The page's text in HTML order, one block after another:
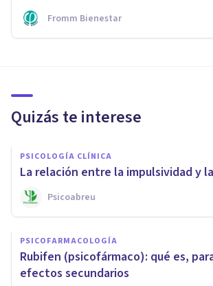
Fromm Bienestar
Quizás te interese
PSICOLOGÍA CLÍNICA
La relación entre la impulsividad y
Psicoabreu
PSICOFARMACOLOGÍA
Rubifen (psicofármaco): qué es,
efectos secundarios